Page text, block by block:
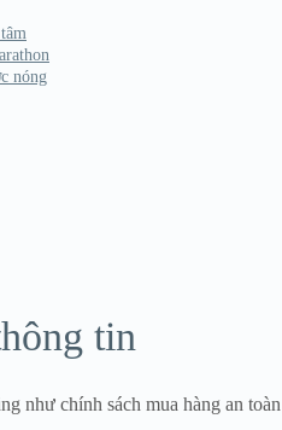
nóng
tin
như chính sách mua hàng an toàn